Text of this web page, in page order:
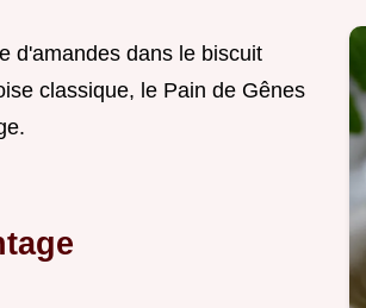
d'amandes dans le biscuit
classique, le Pain de Gênes